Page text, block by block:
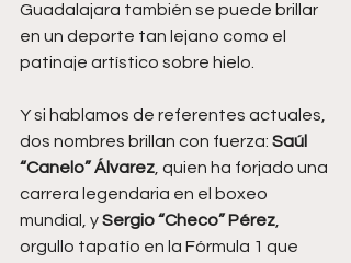
Guadalajara también se puede brillar
en un deporte tan lejano como el
patinaje artístico sobre hielo.
Y si hablamos de referentes actuales,
dos nombres brillan con fuerza: Saúl
“Canelo” Álvarez, quien ha forjado una
carrera legendaria en el boxeo
mundial, y Sergio “Checo” Pérez,
orgullo tapatío en la Fórmula 1 que